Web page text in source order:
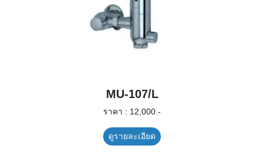
MU-107/L
ราคา : 12,000.-
ดูรายละเอียด